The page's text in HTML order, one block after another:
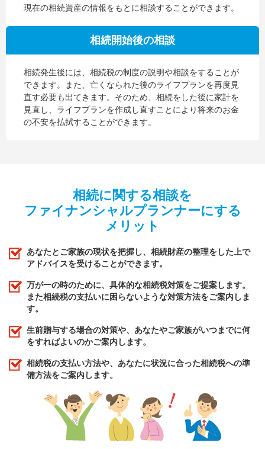
現在の相続資産の情報をもとに相談することができます。
相続開始後の相談
相続発生後には、相続税の制度の説明や相談をすることが
できます。また、亡くなられた後のライフプランを再度見
直す必要も出てきます。そのため、相続をした後に家計を
見直し、ライフプランを作成し直すことにより将来のお金
の不安を払拭することができます。
相続に関する相談を
ファイナンシャルプランナーにする
メリット
あなたとご家族の現状を把握し、相続財産の整理をした上で
アドバイスを受けることができます。
万が一の時のために、具体的な相続税対策をご提案します。
また相続税の支払いに困らないような対策方法をご案内しま
す。
生前贈与する場合の対策や、あなたやご家族がいつまでに何
をすればよいのかご案内します。
相続税の支払い方法や、あなたに状況に合った相続税への準
備方法をご案内します。